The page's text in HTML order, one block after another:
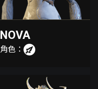
NOVA
角色：